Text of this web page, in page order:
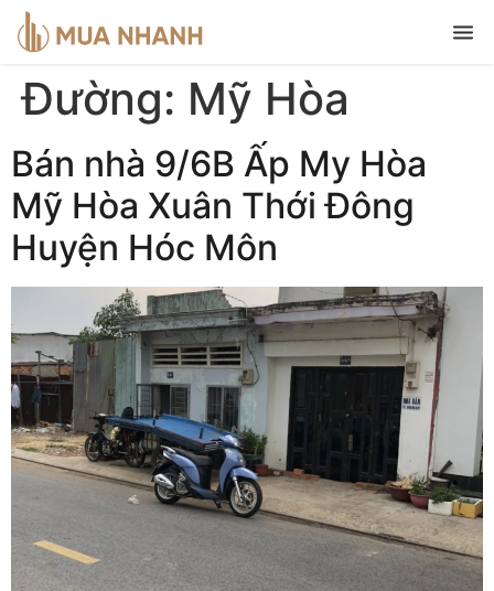
Đường: Mỹ Hòa
Bán nhà 9/6B Ấp My Hòa
Mỹ Hòa Xuân Thới Đông
Huyện Hóc Môn